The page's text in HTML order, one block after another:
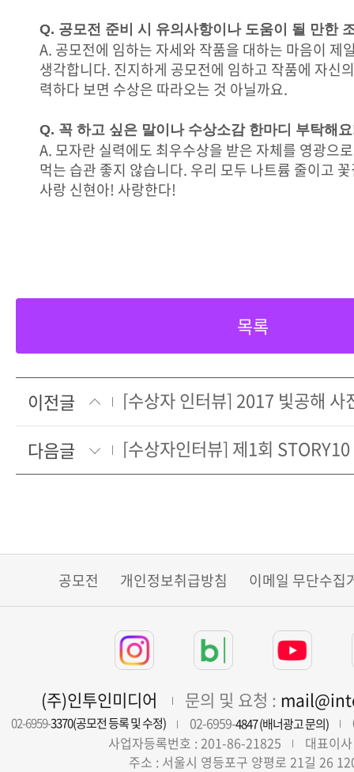
Q. 공모전 준비 시 유의사항이나 도움이 될 만한
A. 공모전에 임하는 자세와 작품을 대하는 마음이 제
생각합니다. 진지하게 공모전에 임하고 작품에 자신
력하다 보면 수상은 따라오는 것 아닐까요.
Q. 꼭 하고 싶은 말이나 수상소감 한마디 부탁해
A. 모자란 실력에도 최우수상을 받은 자체를 영광으
먹는 습관 좋지 않습니다. 우리 모두 나트륨 줄이고
사랑 신현아! 사랑한다!
목록
이전글
다음글
공모전 개인정보취급방침 이메일 무단수집
(주)인투인미디어 문의 및 요청 :
02-6959-3370(공모전 등록 및 수정) 02-6959-4847 (배너광고 문의)
사업자등록번호 : 201-86-21825
대표이
주소 : 서울시 영등포구 양평로 21길 26